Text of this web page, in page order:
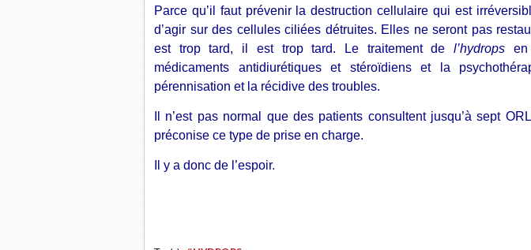
Parce qu’il faut prévenir la destruction cellulaire qui est
d’agir sur des cellules ciliées détruites. Elles ne seront pas
est trop tard, il est trop tard. Le traitement del’hydrops en
médicaments antidiurétiques et stéroïdiens et la
pérennisation et la récidive des troubles.
Il n’est pas normal que des patients consultent jusqu’à sept
préconise ce type de prise en charge.
Il y a donc de l’espoir.